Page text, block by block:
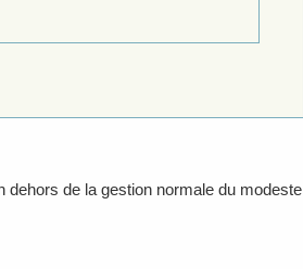
dehors de la gestion normale du modeste